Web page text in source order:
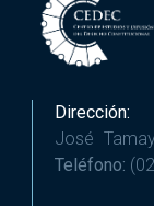
Dirección:
José
Teléfono: